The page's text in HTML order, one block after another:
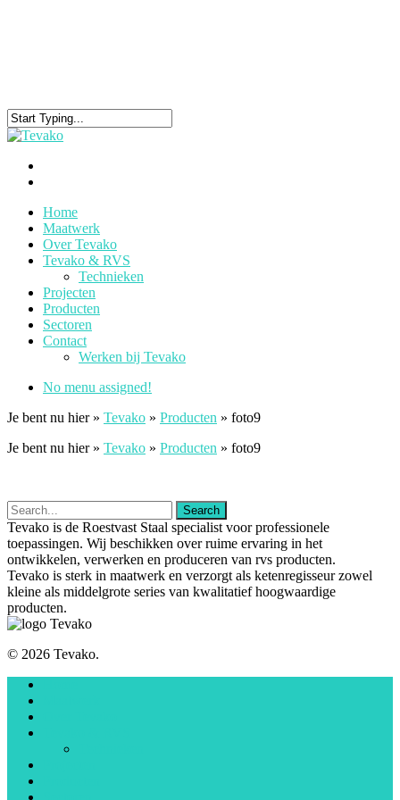
Home
Maatwerk
Over Tevako
Tevako & RVS
Technieken
Projecten
Producten
Sectoren
Contact
Werken bij Tevako
No menu assigned!
Je bent nu hier » Tevako » Producten » foto9
Je bent nu hier » Tevako » Producten » foto9
Tevako is de Roestvast Staal specialist voor professionele
toepassingen. Wij beschikken over ruime ervaring in het
ontwikkelen, verwerken en produceren van rvs producten.
Tevako is sterk in maatwerk en verzorgt als ketenregisseur zowel
kleine als middelgrote series van kwalitatief hoogwaardige
producten.
© 2026 Tevako.